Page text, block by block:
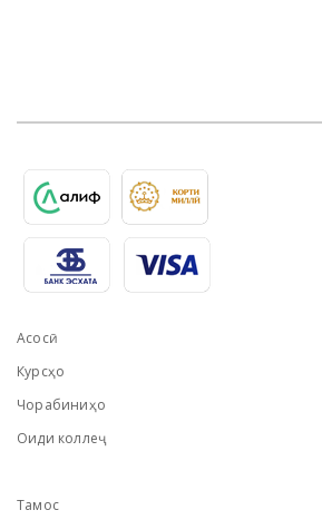
Асосӣ
Курсҳо
Чорабиниҳо
Оиди коллеҷ
Тамос